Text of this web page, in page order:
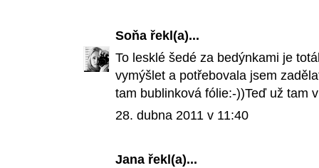
Soňa řekl(a)...
To lesklé šedé za bedýnkami je
vymýšlet a potřebovala jsem
tam bublinková fólie:-))Teď už tam
28. dubna 2011 v 11:40
Jana řekl(a)...